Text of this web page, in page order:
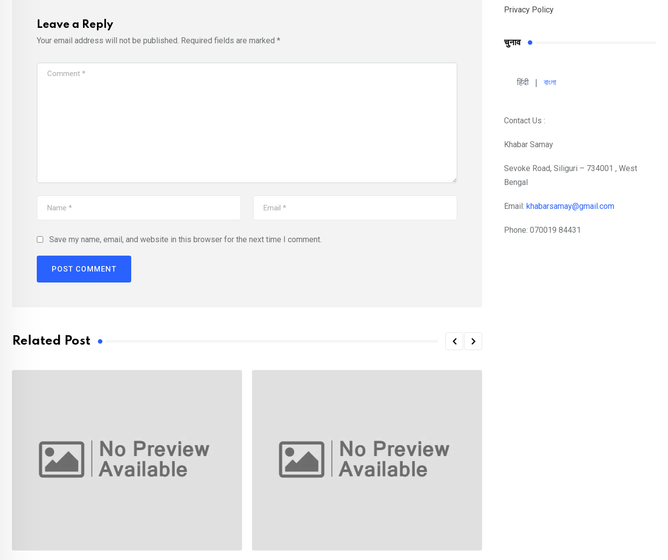
Leave a Reply
Your email address will not be published. Required fields are marked *
Save my name, email, and website in this browser for the next time I comment.
Related Post
Privacy Policy
चुनाव
हिंदी | বাংলা
Contact Us :
Khabar Samay
Sevoke Road, Siliguri – 734001 , West
Bengal
Email: khabarsamay@gmail.com
Phone: 070019 84431